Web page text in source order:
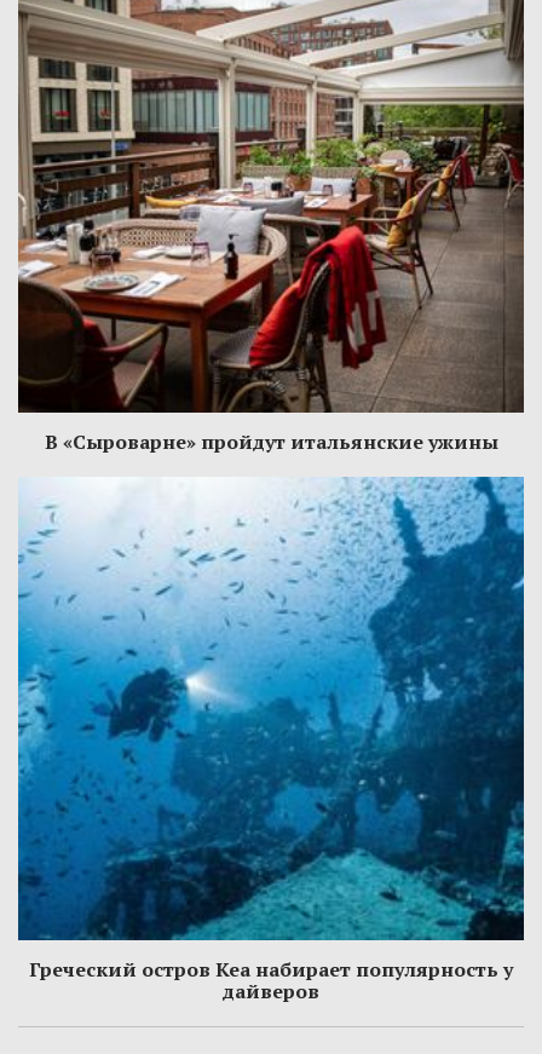
В «Сыроварне» пройдут итальянские ужины
Греческий остров Кеа набирает популярность у
дайверов